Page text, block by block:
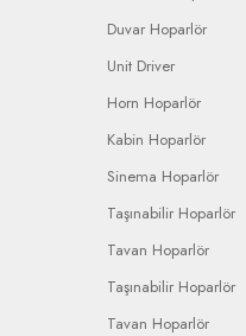
Duvar Hoparlör
Unit Driver
Horn Hoparlör
Kabin Hoparlör
Sinema Hoparlör
Taşınabilir Hoparlör
Tavan Hoparlör
Taşınabilir Hoparlör
Tavan Hoparlör